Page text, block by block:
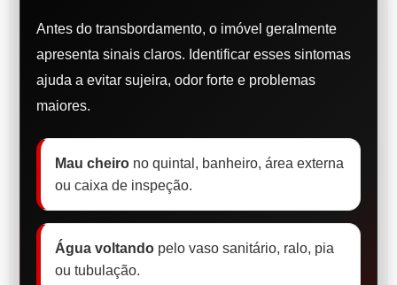
Antes do transbordamento, o imóvel geralmente
apresenta sinais claros. Identificar esses sintomas
ajuda a evitar sujeira, odor forte e problemas
maiores.
Mau cheiro no quintal, banheiro, área externa
ou caixa de inspeção.
Água voltando pelo vaso sanitário, ralo, pia
ou tubulação.